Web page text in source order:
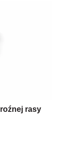
rasy